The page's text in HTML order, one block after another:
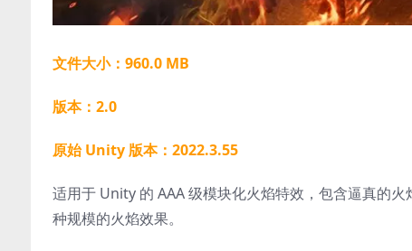
文件大小：960.0 MB
版本：2.0
原始 Unity 版本：2022.3.55
适用于 Unity 的 AAA 级模块化火焰特效，包含逼真的
种规模的火焰效果。